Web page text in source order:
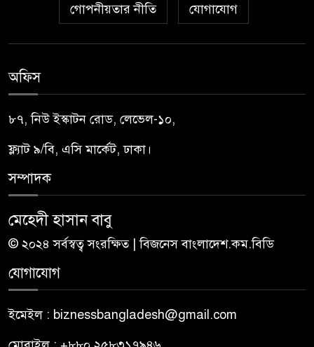
গোপনীয়তার নীতি যোগাযোগ
অফিস
৮৭, নিউ ইস্কাটন রোড, লেভেল-১০,
ফ্ল্যাট ৯/বি, এসি মার্কেট, ঢাকা।
সম্পাদক
মেহেদী হাসান বাবু
© ২০২৪ সর্বস্বত্ব সংরক্ষিত | বিজনেস বাংলাদেশ.কম.বিডি
যোগাযোগ
ইমেইল : biznessbangladesh@gmail.com